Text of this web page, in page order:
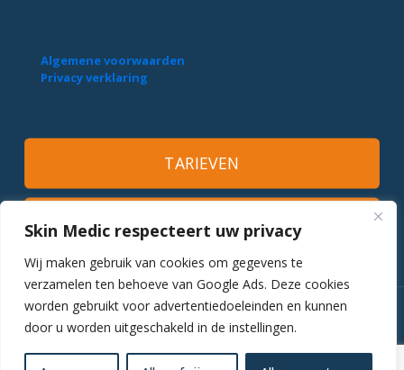
Skin Medic respecteert uw privacy
Wij maken gebruik van cookies om gegevens te
verzamelen ten behoeve van Google Ads. Deze cookies
worden gebruikt voor advertentiedoeleinden en kunnen
door u worden uitgeschakeld in de instellingen.
Algemene voorwaarden
Privacy verklaring
TARIEVEN
MAAK EEN AFSPRAAK
Skin Medic® 2025